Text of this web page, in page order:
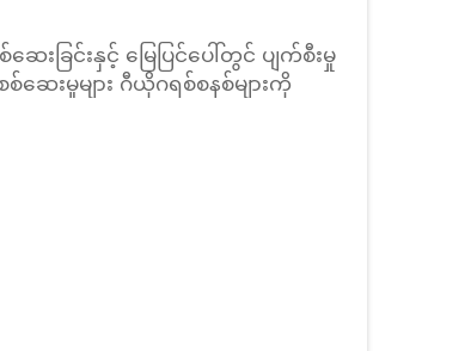
းခြင်းနှင့် မြေပြင်ပေါ်တွင် ပျက်စီးမှု
းမှုများ ဂီယိုဂရစ်စနစ်များကို
အကာအကွယ်ဖြစ်ပါသည်။ ထိုသို့ဖြင့်